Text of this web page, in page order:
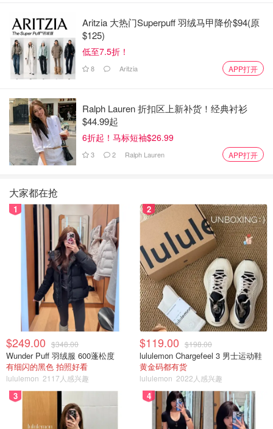
博戈奇说：“我们已经很长时间没有强制戴口罩了，但相同
的预防措施依然有效。”
博戈奇表示，对于任何呼吸道疾病，如果有能力这样做，呆
的传播。
博戈奇说：“不管人们患的是什么病——无论是流感、
RSV、COVID-19 还是普通感冒——你都不希望传染给他
人。最好能够呆在家里，不让其他人生病。”
我们是否与其他呼吸道感染不同地治疗 COVID-
19？
博戈奇表示，在治疗和传播方面，COVID-19、流感和 RSV
之间总是存在差异和相似之处。
但博戈奇说，在疫情高峰期，我们并未看到 COVID-19 与这
些其他疾病被归为一类。
他说：“我认为如果我们现在退后一步，从 30,000 英尺的高
度看问题，COVID-19 目前的处理方式与其他上呼吸道感染
非常相似，而两年多前，它的处理方式则大不相同。”
我在哪里可以获得 COVID-19 测试盒？
根据加拿大卫生部的规定，各省和地区负责 COVID-19 检
测，包括分发快速测试盒。
Aritzia 大热门Superpuff 羽绒马甲降价$94(原
$125)
低至7.5折！
8 Aritzia APP打开
Ralph Lauren 折扣区上新补货！经典衬衫
$44.99起
6折起！马标短袖$26.99
3 2 Ralph Lauren APP打开
大家都在抢
1
$249.00 $348.00
Wunder Puff 羽绒服 600蓬松度
有细闪的黑色 拍照好看
lululemon 2117人感兴趣
2
$119.00 $198.00
lululemon Chargefeel 3 男士运动鞋
黄金码都有货
lululemon 2022人感兴趣
3 4